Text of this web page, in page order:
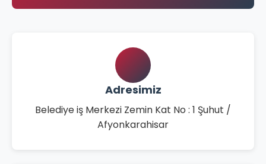
Adresimiz
Belediye iş Merkezi Zemin Kat No : 1 Şuhut /
Afyonkarahisar